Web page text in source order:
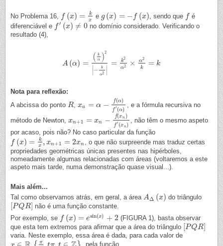
No Problema 16, f (x) =
k
x
f( x)=k x e g (x) = − f (x)
g( x)=−f(x ) , sendo que f
f é
diferenciável e f′ (x) ≠ 0
f′(x )≠0
no domínio considerado. Verificando o
resultado (4),
A (α) = ( k
α )2
∣−
k
α2 ∣
= k2
α2 × α2
k = k
A( α)=( kα) 2|−kα2 =k 2α2 ×α 2k= k
Nota para reflexão:
A abcissa do ponto R
R ,xa = α − f(α)
f ′ (α)
xa=α−f(α)f (α) , e a fórmula recursiva no
método de Newton, xn+1 = xn − f(xn )
f ′ (xn)
xn+1 xn −f(x n) ′(xn)
, não têm o mesmo aspeto
por acaso, pois não? No caso particular da função
f (x) =
k
x , xn+1 = 2xn
f(x)=k x,x n+1=2xn
, o que não surpreende mas traduz certas
propriedades geométricas únicas presentes nas hipérboles,
nomeadamente algumas relacionadas com áreas (voltaremos a este
aspeto mais tarde, numa demonstração quase visual...).
Mais além...
Tal como observamos atrás, em geral, a área AΔ (x)
AΔ( x) do triângulo
[PQR]
PQR]
não é uma função constante.
Por exemplo, se f (x) = esin(x) + 2
f( x)=e sin (x)+2
(FIGURA 1), basta observar
que esta tem extremos para afirmar que a área do triângulo [PQR]
PQR]
varia. Neste exemplo, essa área é dada, para cada valor de
π